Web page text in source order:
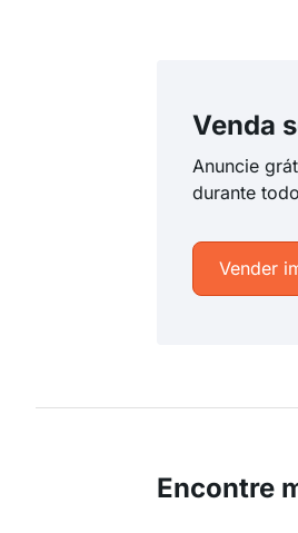
Venda
Anuncie
durante
Vender
Encontre